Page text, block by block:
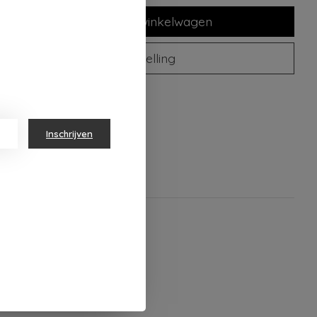
Toevoegen aan winkelwagen
Plaats bestelling
Inschrijven